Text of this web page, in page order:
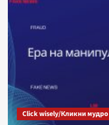
Click wisely/Кликни мудро